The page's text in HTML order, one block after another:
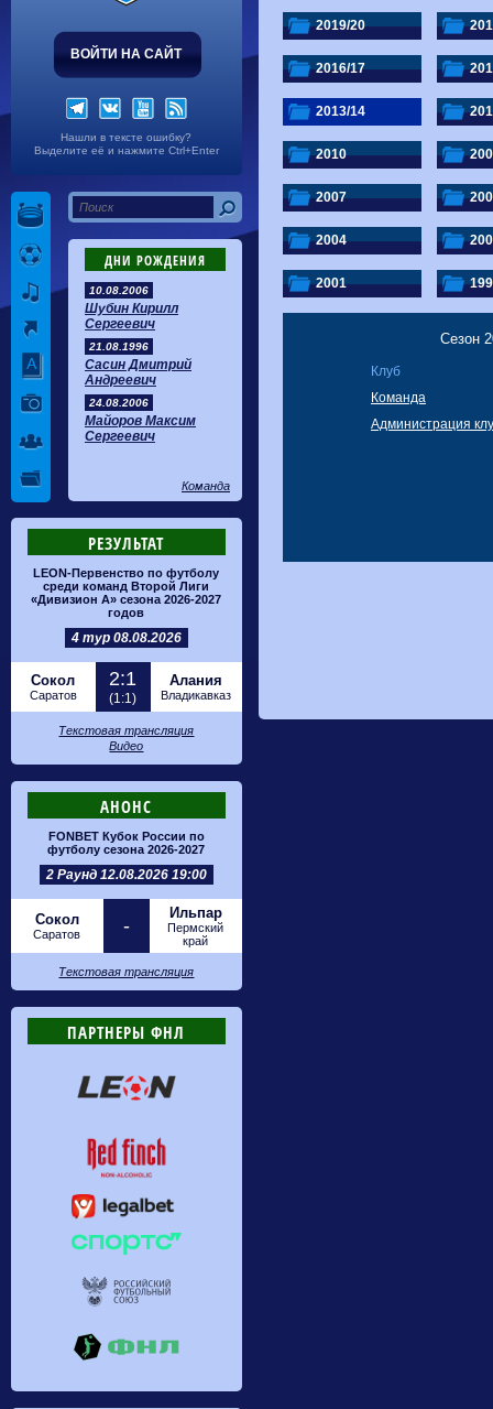
ВОЙТИ НА САЙТ
Нашли в тексте ошибку?
Выделите её и нажмите Ctrl+Enter
ДНИ РОЖДЕНИЯ
10.08.2006
Шубин Кирилл
Сергеевич
21.08.1996
Сасин Дмитрий
Андреевич
24.08.2006
Майоров Максим
Сергеевич
Команда
РЕЗУЛЬТАТ
LEON-Первенство по футболу
среди команд Второй Лиги
«Дивизион А» сезона 2026-2027
годов
4 тур 08.08.2026
Сокол
Саратов
2:1
(1:1)
Алания
Владикавказ
Текстовая трансляция
Видео
АНОНС
FONBET Кубок России по
футболу сезона 2026-2027
2 Раунд 12.08.2026 19:00
Сокол
Саратов -
Ильпар
Пермский
край
Текстовая трансляция
ПАРТНЕРЫ ФНЛ
2019/20
2016/17
2013/14
2010
2007
2004
2001
Сезон
Клуб
Команда
Администрация
Калуга